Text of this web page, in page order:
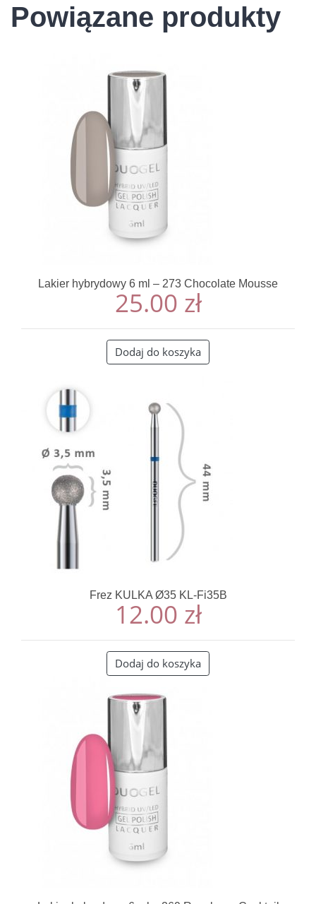
Powiązane produkty
Lakier hybrydowy 6 ml – 273 Chocolate Mousse
25.00 zł
Dodaj do koszyka
Frez KULKA Ø35 KL-Fi35B
12.00 zł
Dodaj do koszyka